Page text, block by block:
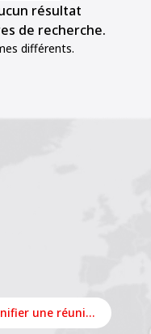
résultat
de recherche.
différents.
Planifier une réunion en ligne